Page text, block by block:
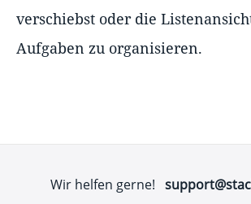
verschiebst oder die
Aufgaben zu organisieren.
Wir helfen gerne!